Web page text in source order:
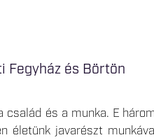
Fegyház és Börtön
és a munka. E
életünk javarészt